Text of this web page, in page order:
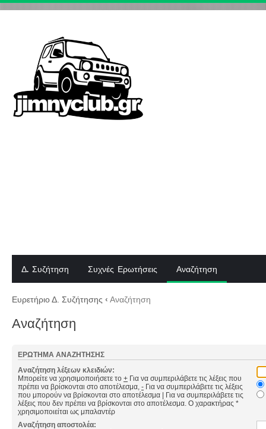
Δ. Συζήτηση Συχνές Ερωτήσεις Αναζήτηση
Ευρετήριο Δ. Συζήτησης ‹ Αναζήτηση
Αναζήτηση
ΕΡΏΤΗΜΑ ΑΝΑΖΉΤΗΣΗΣ
Αναζήτηση λέξεων κλειδιών:
Μπορείτε να χρησιμοποιήσετε το + Για να συμπεριλάβετε τις λέξεις που
πρέπει να βρίσκονται στο αποτέλεσμα, - Για να συμπεριλάβετε τις λέξεις
που μπορούν να βρίσκονται στο αποτέλεσμα | Για να συμπεριλάβετε τις
λέξεις που δεν πρέπει να βρίσκονται στο αποτέλεσμα. Ο χαρακτήρας *
χρησιμοποιείται ως μπαλαντέρ
Αναζήτηση αποστολέα: